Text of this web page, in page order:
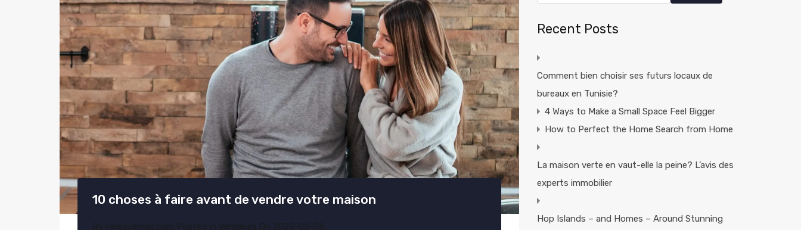
10 choses à faire avant de vendre votre maison
Recent Posts
Comment bien choisir ses futurs locaux de
bureaux en Tunisie?
4 Ways to Make a Small Space Feel Bigger
How to Perfect the Home Search from Home
La maison verte en vaut-elle la peine? L’avis des
experts immobilier
Hop Islands – and Homes – Around Stunning